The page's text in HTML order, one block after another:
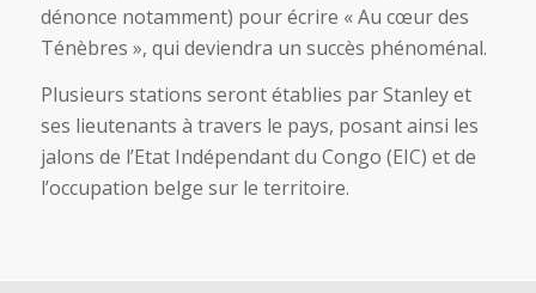
dénonce notamment) pour écrire « Au cœur des
Ténèbres », qui deviendra un succès phénoménal.
Plusieurs stations seront établies par Stanley et
ses lieutenants à travers le pays, posant ainsi les
jalons de l’Etat Indépendant du Congo (EIC) et de
l’occupation belge sur le territoire.